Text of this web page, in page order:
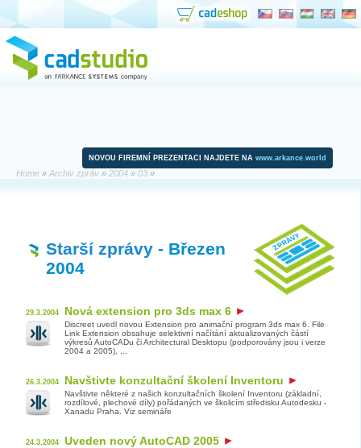
NOVOU FIREMNÍ PREZENTACI NAJDETE NA www.arkance.world
Home » Archiv zpráv » 2004 » 03 »
Starší zprávy - Březen
2004
29.3.2004 Nová extension pro 3ds max 6
Discreet uvedl novou Extension pro animační program 3ds max 6. File
Link Extension obsahuje selektivní načítání aktualizovaných částí
výkresů AutoCADu či Architectural Desktopu (podporovány jsou i verze
2004 a 2005), ...
26.3.2004 Navštivte konzultační školení Inventoru
Navštivte některé z našich konzultačních školení Inventoru (základní,
rozdílové, plechové díly) pořádaných ve školicím středisku Autodesku -
Xanadu Praha. Viz semináře
24.3.2004 Uveden nový AutoCAD 2005